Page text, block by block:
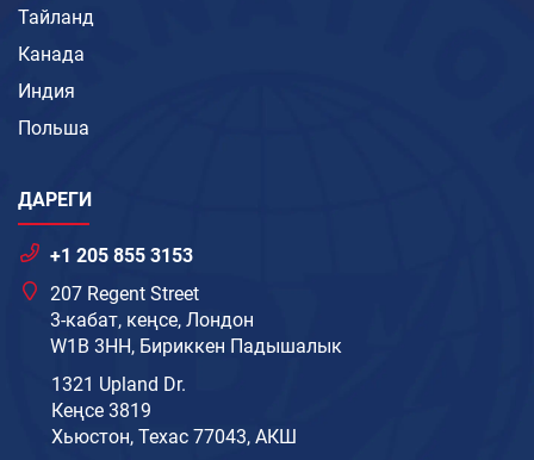
Тайланд
Канада
Индия
Польша
ДАРЕГИ
+1 205 855 3153
207 Regent Street
3-кабат, кеңсе, Лондон
W1B 3HH, Бириккен Падышалык
1321 Upland Dr.
Кеңсе 3819
Хьюстон, Техас 77043, АКШ